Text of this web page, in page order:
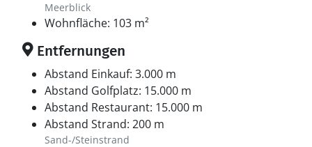
Meerblick
Wohnfläche: 103 m²
Entfernungen
Abstand Einkauf: 3.000 m
Abstand Golfplatz: 15.000 m
Abstand Restaurant: 15.000 m
Abstand Strand: 200 m
Sand-/Steinstrand